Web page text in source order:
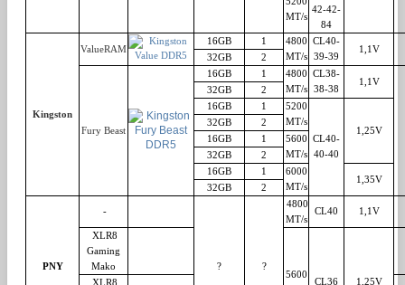
MT/s
42-42-
84
Kingston
ValueRAM
16GB 1
4800
MT/s
CL40-
39-39
1,1V
32GB
2
Fury Beast
16GB 1
4800
MT/s
CL38-
38-38
1,1V
32GB
2
16GB
1
5200
MT/s
CL40-
40-40
1,25V
32GB
2
16GB
1
5600
MT/s
32GB
2
16GB
1
6000
MT/s
1,35V
32GB
2
PNY
-
? ?
4800
MT/s
CL40 1,1V
XLR8
Gaming
Mako
5600
CL36 1,25V
XLR8